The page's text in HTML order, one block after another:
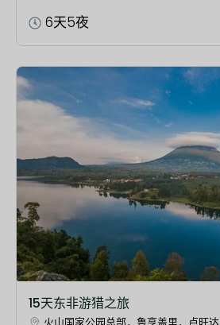
6天5夜
15天东非游猎之旅